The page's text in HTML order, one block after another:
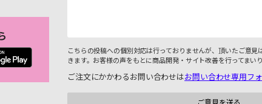
こちらの投稿への個別対応は行っておりませんが、頂いたご意見
きます。お客様の声をもとに商品開発・サイト改善を行ってまいり
ご注文にかかわるお問い合わせはお問い合わせ専用フ